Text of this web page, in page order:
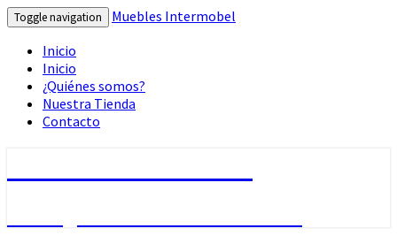
Toggle navigation
Muebles Intermobel
Inicio
Inicio
¿Quiénes somos?
Nuestra Tienda
Contacto